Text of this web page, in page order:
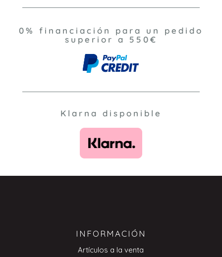
0% financiación para un pedido
superior a 550€
Klarna disponible
INFORMACIÓN
Artículos a la venta